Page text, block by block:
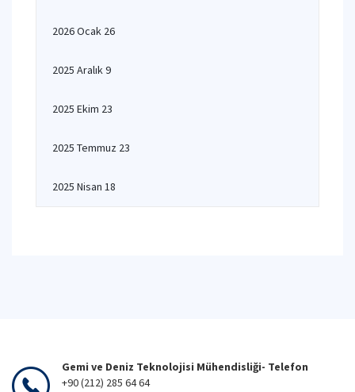
2026 Ocak 26
2025 Aralık 9
2025 Ekim 23
2025 Temmuz 23
2025 Nisan 18
Gemi ve Deniz Teknolojisi Mühendisliği- Telefon
+90 (212) 285 64 64